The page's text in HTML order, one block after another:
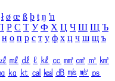
ł ø œ ß þ ŧ ŋ ŉ
Р С Т У Ф Х Ц Ч Ш Щ Ъ
н о п р с т у ф х ц ч ш щ ъ
㎖ ㎗ ℓ ㎘ ㏄ ㎣ ㎤ ㎥ ㎦
㎏ ㏏ ㎈ ㎉ ㏈ ㎧ ㎨ ㎰